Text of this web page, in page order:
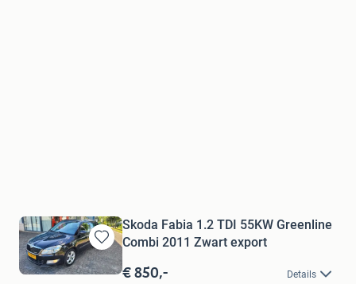
Bewaren
in
Skoda Fabia 1.2 TDI 55KW Greenline
Combi 2011 Zwart export
€ 850,- Details